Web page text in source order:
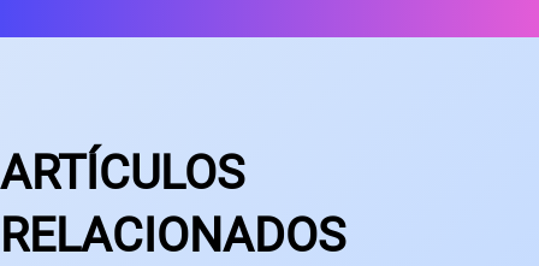
ARTÍCULOS
RELACIONADOS